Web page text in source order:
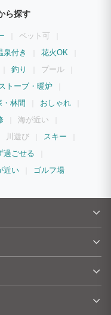
ら探す
ペット可
泉付き
花火OK
釣り
プール
トーブ・暖炉
・林間
おしゃれ
海が近い
川遊び
スキー
過ごせる
近い ゴルフ場